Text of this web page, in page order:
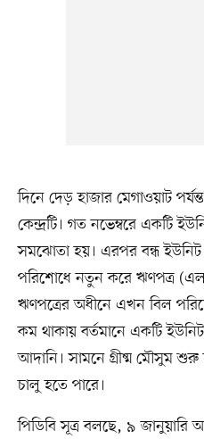
দিনে দেড় হাজার মেগাওয়াট
কেন্দ্রটি। গত নভেম্বরে একটি
সমঝোতা হয়। এরপর বন্ধ
পরিশোধে নতুন করে ঋণপত্র
ঋণপত্রের অধীনে এখন বিল
কম থাকায় বর্তমানে একটি
আদানি। সামনে গ্রীষ্ম মৌসুম শুরু
চালু হতে পারে।
পিডিবি সূত্র বলছে, ৯ জানুয়ারি